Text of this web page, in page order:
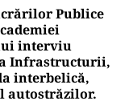
Publice
interviu
Infrastructurii,
interbelică,
autostrăzilor.